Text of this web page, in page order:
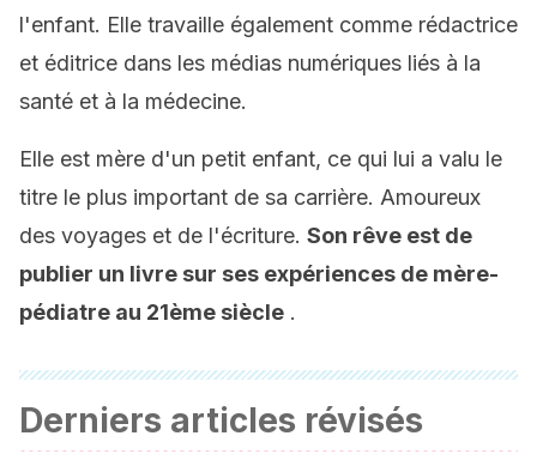
l'enfant. Elle travaille également comme rédactrice
et éditrice dans les médias numériques liés à la
santé et à la médecine.
Elle est mère d'un petit enfant, ce qui lui a valu le
titre le plus important de sa carrière. Amoureux
des voyages et de l'écriture. Son rêve est de
publier un livre sur ses expériences de mère-
pédiatre au 21ème siècle .
Derniers articles révisés